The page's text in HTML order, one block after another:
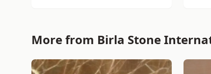
More from Birla Stone